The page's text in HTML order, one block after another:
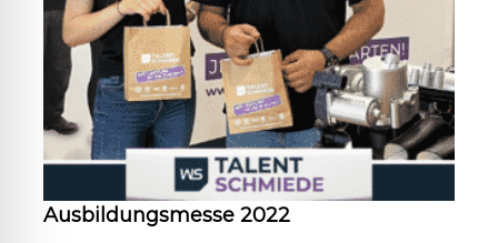
Ausbildungsmesse 2022